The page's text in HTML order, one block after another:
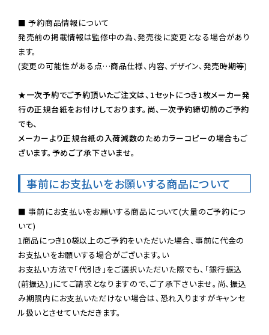
■ 予約商品情報について
発売前の掲載情報は監修中の為、発売後に変更となる場合があり
ます。
(変更の可能性がある点…商品仕様、内容、デザイン、発売時期等)
★一次予約でご予約頂いたご注文は、1セットにつき1枚メーカー発
行の正規台紙をお付けしております。尚、一次予約締切前のご予約
でも、
メーカーより正規台紙の入荷減数のためカラーコピーの場合もご
ざいます。予めご了承下さいませ。
事前にお支払いをお願いする商品について
■ 事前にお支払いをお願いする商品について(大量のご予約につ
いて)
1商品につき10袋以上のご予約をいただいた場合、事前に代金の
お支払いをお願いする場合がございます。い
お支払い方法で「代引き」をご選択いただいた際でも、「銀行振込
(前振込)」にてご請求となりますので、ご了承下さいませ。尚、振込
み期限内にお支払いただけない場合は、恐れ入りますがキャンセ
ル扱いとさせていただきます。